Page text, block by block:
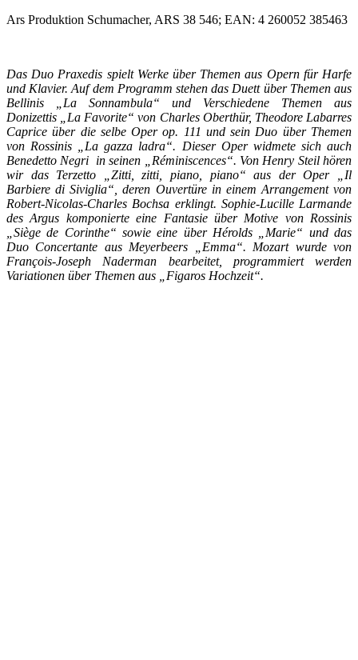
Ars Produktion Schumacher, ARS 38 546; EAN: 4 260052 385463
Das Duo Praxedis spielt Werke über Themen aus Opern für Harfe
und Klavier. Auf dem Programm stehen das Duett über Themen aus
Bellinis „La Sonnambula“ und Verschiedene Themen aus
Donizettis „La Favorite“ von Charles Oberthür, Theodore Labarres
Caprice über die selbe Oper op. 111 und sein Duo über Themen
von Rossinis „La gazza ladra“. Dieser Oper widmete sich auch
Benedetto Negri in seinen „Réminiscences“. Von Henry Steil hören
wir das Terzetto „Zitti, zitti, piano, piano“ aus der Oper „Il
Barbiere di Siviglia“, deren Ouvertüre in einem Arrangement von
Robert-Nicolas-Charles Bochsa erklingt. Sophie-Lucille Larmande
des Argus komponierte eine Fantasie über Motive von Rossinis
„Siège de Corinthe“ sowie eine über Hérolds „Marie“ und das
Duo Concertante aus Meyerbeers „Emma“. Mozart wurde von
François-Joseph Naderman bearbeitet, programmiert werden
Variationen über Themen aus „Figaros Hochzeit“.